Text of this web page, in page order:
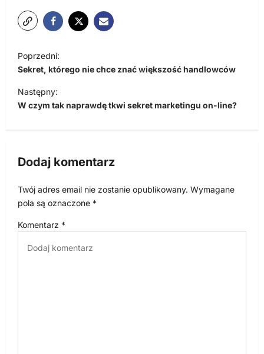
N
a
w
i
c
a
p
Poprzedni:
Sekret, którego nie chce znać większość handlowców
Następny:
W czym tak naprawdę tkwi sekret marketingu on-line?
Dodaj komentarz
Twój adres email nie zostanie opublikowany. Wymagane
pola są oznaczone *
Komentarz *